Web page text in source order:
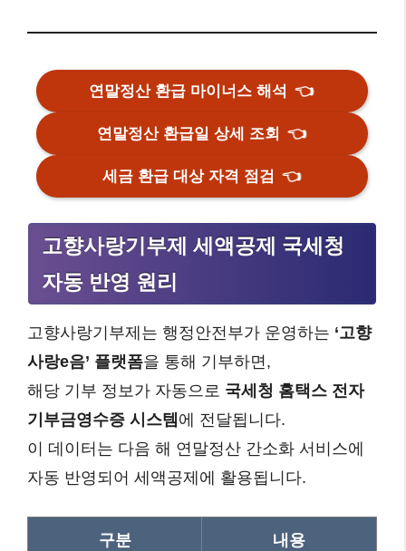
연말정산 환급 마이너스 해석👈
연말정산 환급일 상세 조회👈
세금 환급 대상 자격 점검👈
고향사랑기부제 세액공제 국세청
자동 반영 원리
고향사랑기부제는 행정안전부가 운영하는 ‘고향
사랑e음’ 플랫폼을 통해 기부하면,
해당 기부 정보가 자동으로 국세청 홈택스 전자
기부금영수증 시스템 에 전달됩니다.
이 데이터는 다음 해 연말정산 간소화 서비스에
자동 반영되어 세액공제에 활용됩니다.
구분 내용